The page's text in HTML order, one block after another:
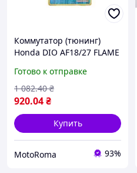
Коммутатор (тюнинг)
Honda DIO AF18/27 FLAME
Готово к отправке
920.04₴
1 082.40 ₴
Купить
MotoRoma 93%